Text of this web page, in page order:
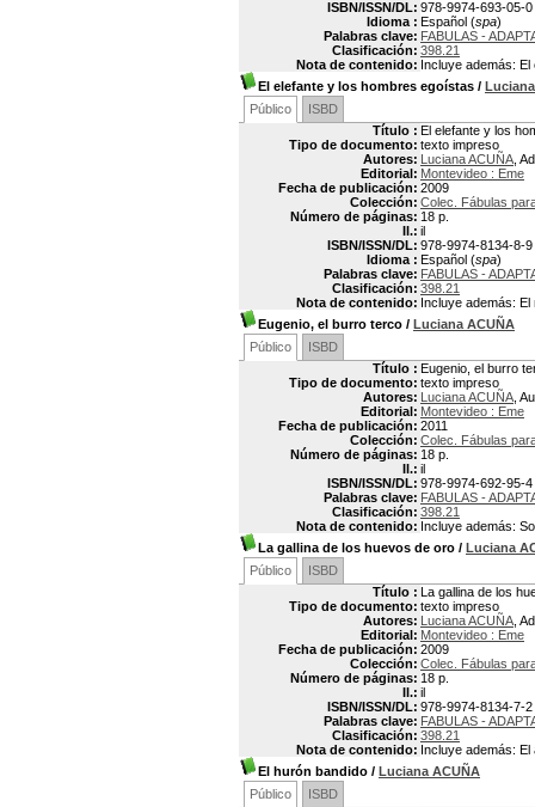
ISBN/ISSN/DL: 978-9974-693-05-0
Idioma : Español (spa)
Palabras clave: FABULAS -
Clasificación: 398.21
Nota de contenido: Incluye además:
El elefante y los hombres egoístas /
Público
ISBD
Título : El elefante y los
Tipo de documento: texto impreso
Autores: Luciana ACUÑA ,
Editorial: Montevideo : Eme
Fecha de publicación: 2009
Colección: Colec. Fábulas
Número de páginas: 18 p.
Il.: il
ISBN/ISSN/DL: 978-9974-8134-8-9
Idioma : Español (spa)
Palabras clave: FABULAS -
Clasificación: 398.21
Nota de contenido: Incluye además:
Eugenio, el burro terco / Luciana ACUÑA
Público
ISBD
Título : Eugenio, el burro
Tipo de documento: texto impreso
Autores: Luciana ACUÑA ,
Editorial: Montevideo : Eme
Fecha de publicación: 2011
Colección: Colec. Fábulas
Número de páginas: 18 p.
Il.: il
ISBN/ISSN/DL: 978-9974-692-95-4
Palabras clave: FABULAS -
Clasificación: 398.21
Nota de contenido: Incluye además:
La gallina de los huevos de oro / Luciana
Público
ISBD
Título : La gallina de los
Tipo de documento: texto impreso
Autores: Luciana ACUÑA ,
Editorial: Montevideo : Eme
Fecha de publicación: 2009
Colección: Colec. Fábulas
Número de páginas: 18 p.
Il.: il
ISBN/ISSN/DL: 978-9974-8134-7-2
Palabras clave: FABULAS -
Clasificación: 398.21
Nota de contenido: Incluye además:
El hurón bandido / Luciana ACUÑA
Público
ISBD